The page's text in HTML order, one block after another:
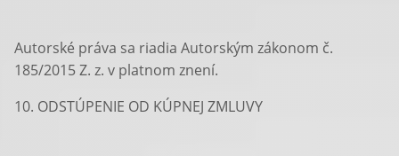
Autorské práva sa riadia Autorským zákonom č.
185/2015 Z. z. v platnom znení.
10. ODSTÚPENIE OD KÚPNEJ ZMLUVY